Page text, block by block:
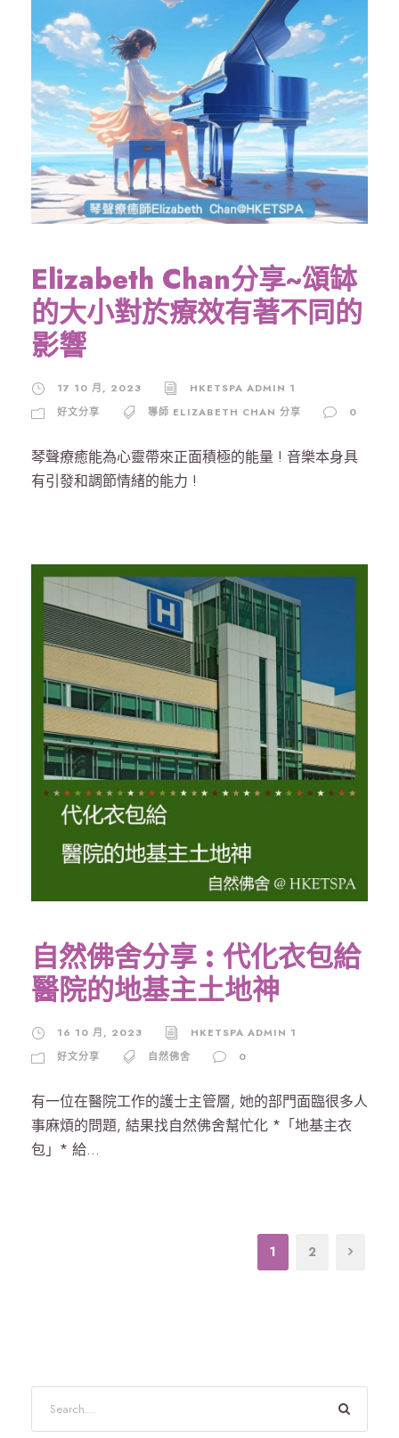
Elizabeth Chan分享~頌缽
的大小對於療效有著不同的
影響
17 10 月, 2023
HKETSPA ADMIN 1
好文分享
導師 ELIZABETH CHAN 分享 0
琴聲療癒能為心靈帶來正面積極的能量 ! 音樂本身具
有引發和調節情緒的能力 !
自然佛舍分享 : 代化衣包給
醫院的地基主土地神
16 10 月, 2023
HKETSPA ADMIN 1
好文分享
自然佛舍 0
有一位在醫院工作的護士主管層, 她的部門面臨很多人
事麻煩的問題, 結果找自然佛舍幫忙化 *「地基主衣
包」* 給...
1 2